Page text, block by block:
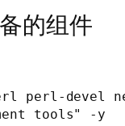
的组件
perl-devel
tools" -y